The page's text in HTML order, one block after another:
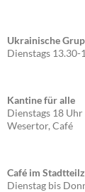
Ukrainische
Dienstags 13.30-
Kantine für alle
Dienstags 18
Wesertor, Café
Café im
Dienstag bis